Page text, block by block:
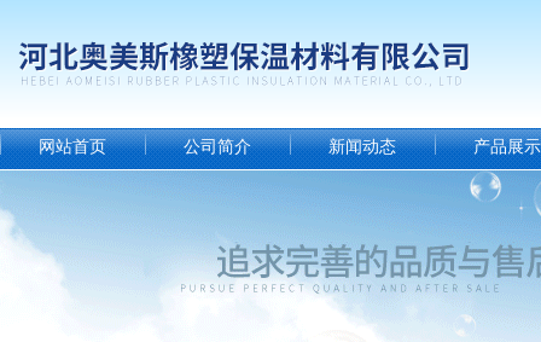
网站首页 公司简介 新闻动态 产品展示